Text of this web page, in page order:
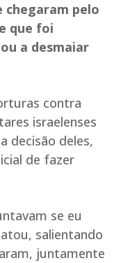
chegaram pelo
que foi
a desmaiar
contra
israelenses
decisão deles,
de fazer
se eu
salientando
juntamente